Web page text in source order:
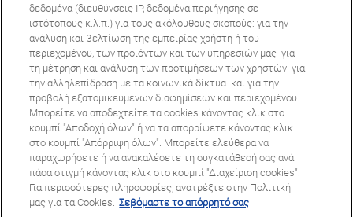
Σχετικά με εμάς
Πανευρωπαϊκό δίκτυο
Όροι Χρήσης ΙστοτόπουΠολιτική Απορρήτου
© Copyright 2024 Glassdrive. All rights reserved | 2024
δεδομένα (διευθύνσεις IP, δεδομένα περιήγησης σε
ιστότοπους κ.λ.π.) για τους ακόλουθους σκοπούς: για την
ανάλυση και βελτίωση της εμπειρίας χρήστη ή του
περιεχομένου, των προϊόντων και των υπηρεσιών μας· για
τη μέτρηση και ανάλυση των προτιμήσεων των χρηστών· για
την αλληλεπίδραση με τα κοινωνικά δίκτυα· και για την
προβολή εξατομικευμένων διαφημίσεων και περιεχομένου.
Μπορείτε να αποδεχτείτε τα cookies κάνοντας κλικ στο
κουμπί "Αποδοχή όλων" ή να τα απορρίψετε κάνοντας κλικ
στο κουμπί "Απόρριψη όλων". Μπορείτε ελεύθερα να
παραχωρήσετε ή να ανακαλέσετε τη συγκατάθεσή σας ανά
πάσα στιγμή κάνοντας κλικ στο κουμπί "Διαχείριση cookies".
Για περισσότερες πληροφορίες, ανατρέξτε στην Πολιτική
μας για τα Cookies. Σεβόμαστε το απόρρητό σας